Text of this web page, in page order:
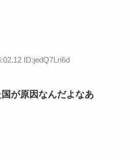
ID:jedQ7Ln6d
が原因なんだよなあ